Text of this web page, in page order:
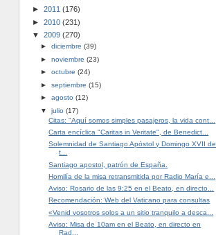
► 2011 (176)
► 2010 (231)
▼ 2009 (270)
► diciembre (39)
► noviembre (23)
► octubre (24)
► septiembre (15)
► agosto (12)
▼ julio (17)
Citas: "Aquí somos simples pasajeros, la vida cont...
Carta encíclica "Caritas in Veritate", de Benedict...
Solemnidad de Santiago Apóstol y Domingo XVII de
t...
Santiago apostol, patrón de España.
Homilía de la misa retransmitida por Radio María e...
Aviso: Rosario de las 9:25 en el Beato, en directo...
Recomendación: Web del Vaticano para consultas
«Venid vosotros solos a un sitio tranquilo a desca...
Aviso: Misa de 10am en el Beato, en directo en
Rad...